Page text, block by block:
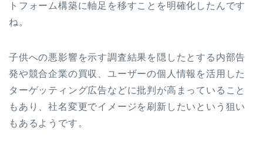
トフォーム構築に軸足を移すことを明確化したんです
ね。
子供への悪影響を示す調査結果を隠したとする内部告
発や競合企業の買収、ユーザーの個人情報を活用した
ターゲッティング広告などに批判が高まっていること
もあり、社名変更でイメージを刷新したいという狙い
もあるようです。